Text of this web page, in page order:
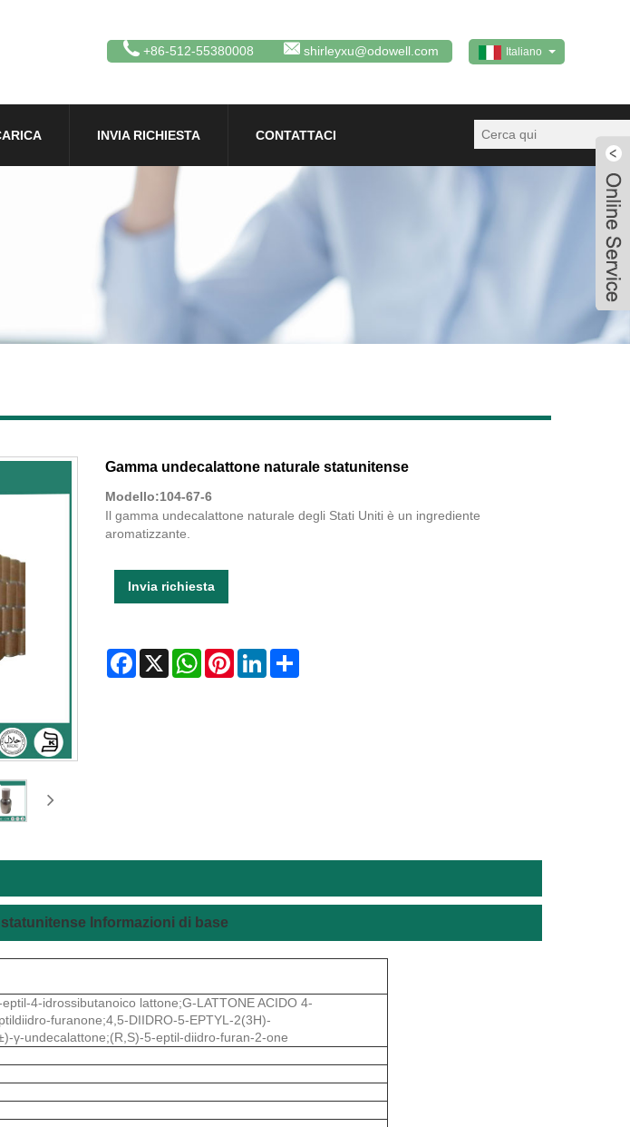
Italiano
+86-512-55380008 shirleyxu@odowell.com
INVIA RICHIESTA CONTATTACI
Gamma undecalattone naturale statunitense
Modello:104-67-6
Il gamma undecalattone naturale degli Stati Uniti è un ingrediente
aromatizzante.
Invia richiesta
Facebook
X WhatsAppPinterestLinkedInShare
Informazioni di base
4-idrossibutanoico lattone;G-LATTONE ACIDO 4-
furanone;4,5-DIIDRO-5-EPTYL-2(3H)-
γ-undecalattone;(R,S)-5-eptil-diidro-furan-2-one